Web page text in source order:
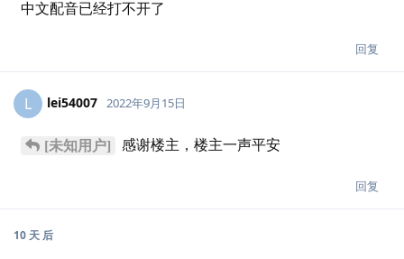
中文配音已经打不开了
回复
L lei54007 2022年9月15日
[未知用户] 感谢楼主，楼主一声平安
回复
10 天后